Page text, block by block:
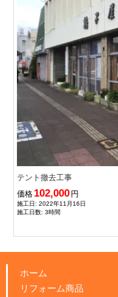
テント撤去工事
価格 102,000 円
施工日: 2022年11月16日
施工日数: 3時間
ホーム
リフォーム商品